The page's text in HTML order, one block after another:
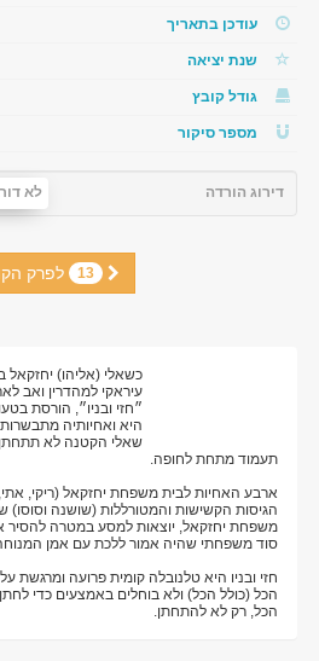
עודכן בתאריך
שנת יציאה
גודל קובץ
מספר סיקור
לא דירוג הורדה
13 לפרק
כשאלי (אליהו) יחזקאל
עיראקי למהדרין ואב
״חזי ובניו״, הורסת
היא ואחיותיה
שאלי הקטנה לא
תעמוד מתחת לחופה.
ארבע האחיות לבית משפחת יחזקאל (ריקי, אתי,
הגיסות הקשישות והמטורללות (שושנה וסוסו)
משפחת יחזקאל, יוצאות למסע במטרה להסיר
סוד משפחתי שהיה אמור ללכת עם אמן
חזי ובניו היא טלנובלה קומית פרועה
הכל (כולל הכל) ולא בוחלים באמצעים כדי
הכל, רק לא להתחתן.